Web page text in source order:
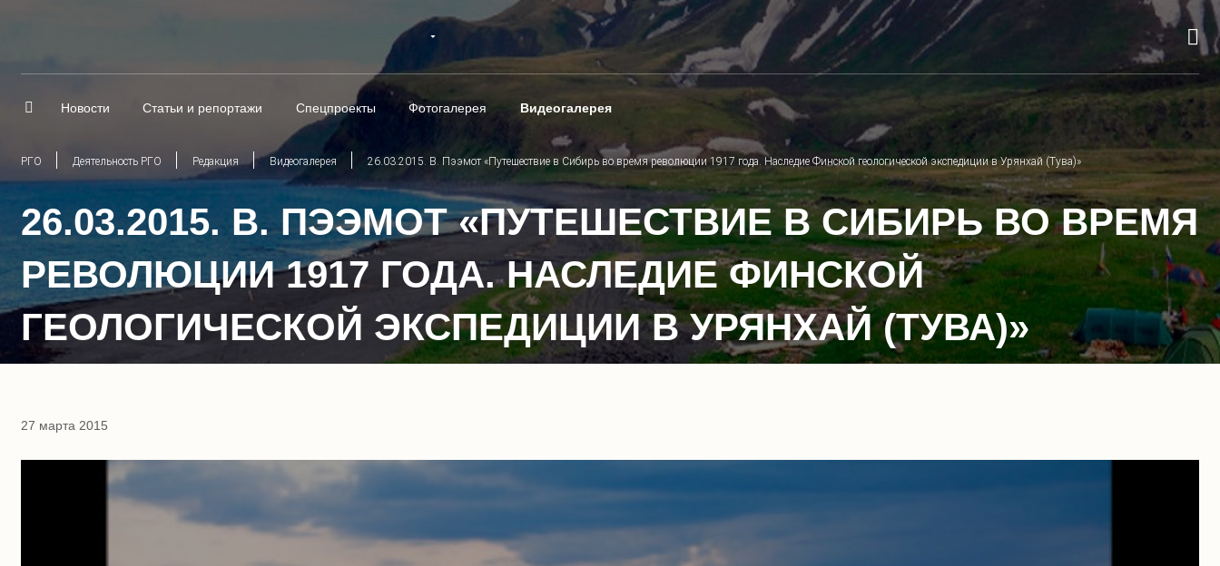
Новости Статьи и репортажи Спецпроекты Фотогалерея Видеогалерея
РГО Деятельность РГО Редакция Видеогалерея 26.03.2015. В. Пээмот «Путешествие в Сибирь во время революции 1917 года. Наследие Финской геологической экспедиции в Урянхай (Тува)»
26.03.2015. В. ПЭЭМОТ «ПУТЕШЕСТВИЕ В СИБИРЬ ВО ВРЕМЯ
РЕВОЛЮЦИИ 1917 ГОДА. НАСЛЕДИЕ ФИНСКОЙ
ГЕОЛОГИЧЕСКОЙ ЭКСПЕДИЦИИ В УРЯНХАЙ (ТУВА)»
27 марта 2015